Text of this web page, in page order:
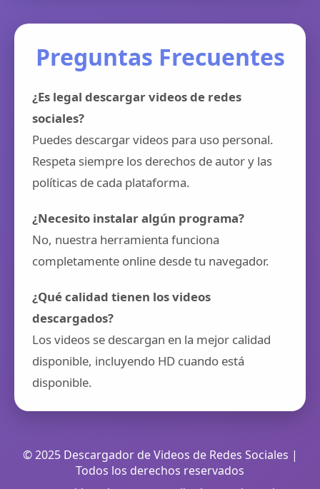
Preguntas Frecuentes
¿Es legal descargar videos de redes
sociales?
Puedes descargar videos para uso personal.
Respeta siempre los derechos de autor y las
políticas de cada plataforma.
¿Necesito instalar algún programa?
No, nuestra herramienta funciona
completamente online desde tu navegador.
¿Qué calidad tienen los videos
descargados?
Los videos se descargan en la mejor calidad
disponible, incluyendo HD cuando está
disponible.
© 2025 Descargador de Videos de Redes Sociales |
Todos los derechos reservados